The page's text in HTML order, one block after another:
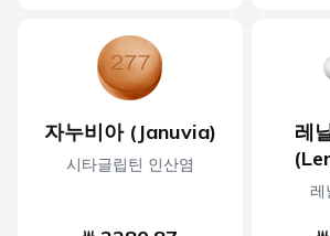
자누비아 (Januvia)
시타글립틴 인산염
레
레